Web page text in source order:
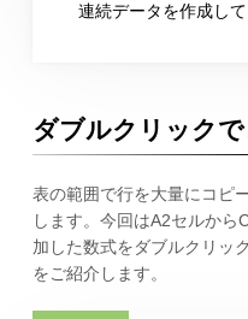
連続データを作成し
ダブルクリック
表の範囲で行を大量にコピ
します。今回はA2セルから
加した数式をダブルクリッ
をご紹介します。